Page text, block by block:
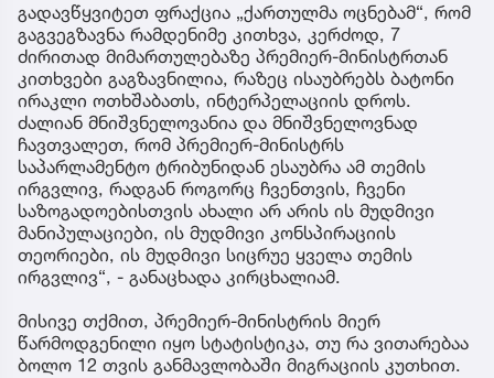
გადავწყვიტეთ ფრაქცია „ქართულმა ოცნებამ“, რომ
გაგვეგზავნა რამდენიმე კითხვა, კერძოდ, 7
ძირითად მიმართულებაზე პრემიერ-მინისტრთან
კითხვები გაგზავნილია, რაზეც ისაუბრებს ბატონი
ირაკლი ოთხშაბათს, ინტერპელაციის დროს.
ძალიან მნიშვნელოვანია და მნიშვნელოვნად
ჩავთვალეთ, რომ პრემიერ-მინისტრს
საპარლამენტო ტრიბუნიდან ესაუბრა ამ თემის
ირგვლივ, რადგან როგორც ჩვენთვის, ჩვენი
საზოგადოებისთვის ახალი არ არის ის მუდმივი
მანიპულაციები, ის მუდმივი კონსპირაციის
თეორიები, ის მუდმივი სიცრუე ყველა თემის
ირგვლივ“, - განაცხადა კირცხალიამ.
მისივე თქმით, პრემიერ-მინისტრის მიერ
წარმოდგენილი იყო სტატისტიკა, თუ რა ვითარებაა
ბოლო 12 თვის განმავლობაში მიგრაციის კუთხით.